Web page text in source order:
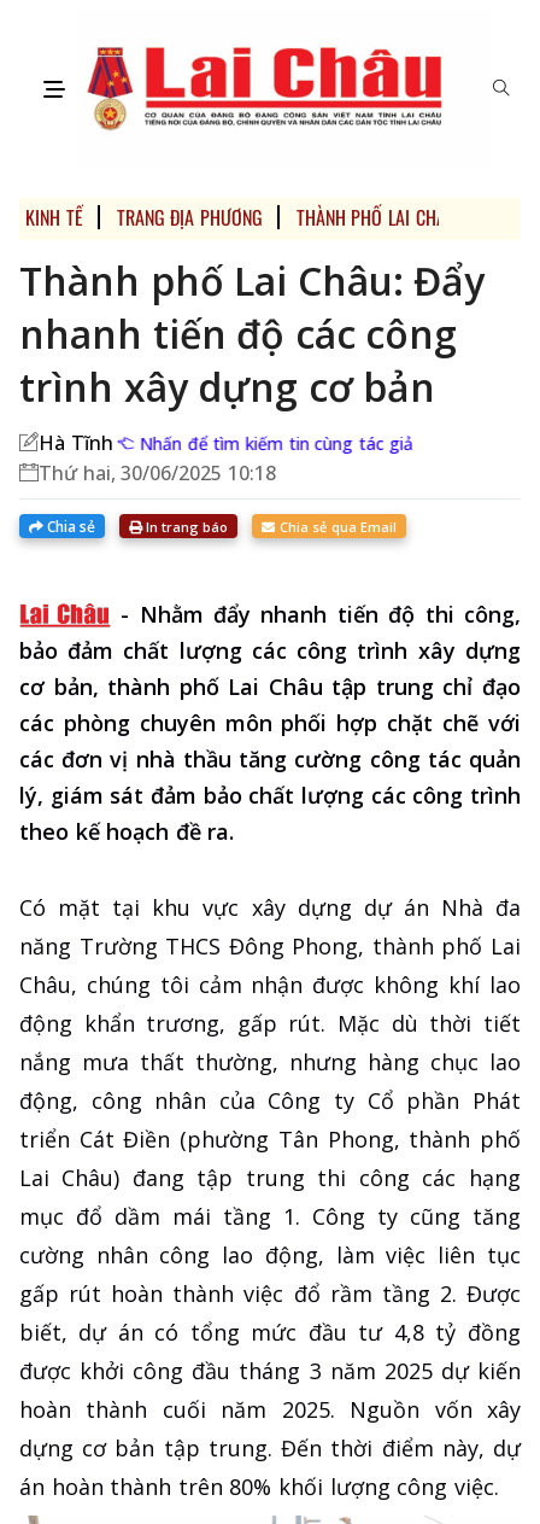
KINH TẾ TRANG ĐỊA PHƯƠNG THÀNH PHỐ LAI CHÂU
Thành phố Lai Châu: Đẩy
nhanh tiến độ các công
trình xây dựng cơ bản
Hà Tĩnh Nhấn để tìm kiếm tin cùng tác giả
Thứ hai, 30/06/2025 10:18
Chia sẻ In trang báo Chia sẻ qua Email
- Nhằm đẩy nhanh tiến độ thi công,
bảo đảm chất lượng các công trình xây dựng
cơ bản, thành phố Lai Châu tập trung chỉ đạo
các phòng chuyên môn phối hợp chặt chẽ với
các đơn vị nhà thầu tăng cường công tác quản
lý, giám sát đảm bảo chất lượng các công trình
theo kế hoạch đề ra.
Có mặt tại khu vực xây dựng dự án Nhà đa
năng Trường THCS Đông Phong, thành phố Lai
Châu, chúng tôi cảm nhận được không khí lao
động khẩn trương, gấp rút. Mặc dù thời tiết
nắng mưa thất thường, nhưng hàng chục lao
động, công nhân của Công ty Cổ phần Phát
triển Cát Điền (phường Tân Phong, thành phố
Lai Châu) đang tập trung thi công các hạng
mục đổ dầm mái tầng 1. Công ty cũng tăng
cường nhân công lao động, làm việc liên tục
gấp rút hoàn thành việc đổ rầm tầng 2. Được
biết, dự án có tổng mức đầu tư 4,8 tỷ đồng
được khởi công đầu tháng 3 năm 2025 dự kiến
hoàn thành cuối năm 2025. Nguồn vốn xây
dựng cơ bản tập trung. Đến thời điểm này, dự
án hoàn thành trên 80% khối lượng công việc.